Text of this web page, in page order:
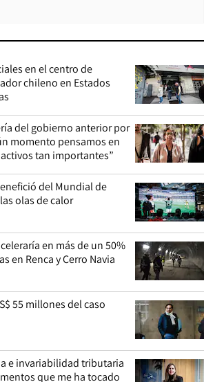
en el centro de
chileno en Estados
del gobierno anterior por
momento pensamos en
tan importantes”
del Mundial de
olas de calor
en más de un 50%
en Renca y Cerro Navia
55 millones del caso
e invariabilidad tributaria
que me ha tocado